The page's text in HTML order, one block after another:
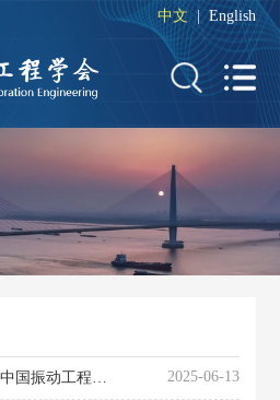
中文|English
关于组织开展2025年度中国振动工程学会科技成果评价（鉴定）工作的通知 2025-06-13